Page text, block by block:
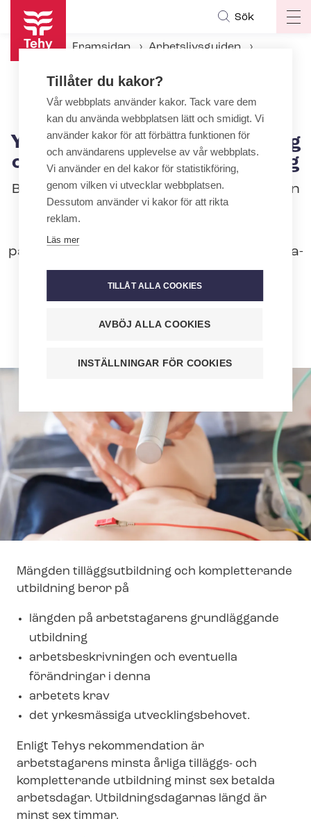
Hoppa
huvudinnehåll
Sök
Framsidan
Arbetslivsguiden
Yrkesmässig tilläggs­ut­bild­ning
och kompletterande utbildning
Behovet av kompletterande utbildning kan
påverkas av stadierna av ar­bets­ge­men­ska­
pens verk­sam­hets­ut­veck­ling samt
Mängden tilläggs­ut­bild­ning och kompletterande
utbildning beror på
längden på arbetstagarens grundläggande
utbildning
ar­bets­be­skriv­ning­en och eventuella
förändringar i denna
arbetets krav
det yrkesmässiga ut­veck­lings­be­ho­vet.
Enligt Tehys rekommendation är
arbetstagarens minsta årliga tilläggs- och
kompletterande utbildning minst sex betalda
arbetsdagar. Ut­bild­nings­da­gar­nas längd är
minst sex timmar.
Tillåter du kakor?
Vår webbplats använder kakor. Tack vare dem
kan du använda webbplatsen lätt och smidigt. Vi
använder kakor för att förbättra funktionen för
och användarens upplevelse av vår webbplats.
Vi använder en del kakor för statistikföring,
genom vilken vi utvecklar webbplatsen.
Dessutom använder vi kakor för att rikta
reklam.
Läs mer
TILLÅT ALLA COOKIES
AVBÖJ ALLA COOKIES
INSTÄLLNINGAR FÖR COOKIES